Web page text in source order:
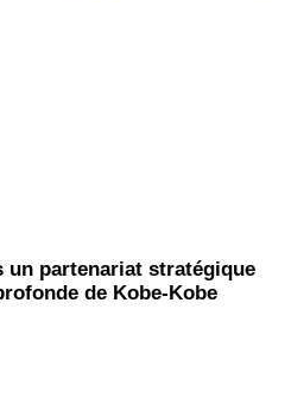
un partenariat stratégique
de Kobe-Kobe